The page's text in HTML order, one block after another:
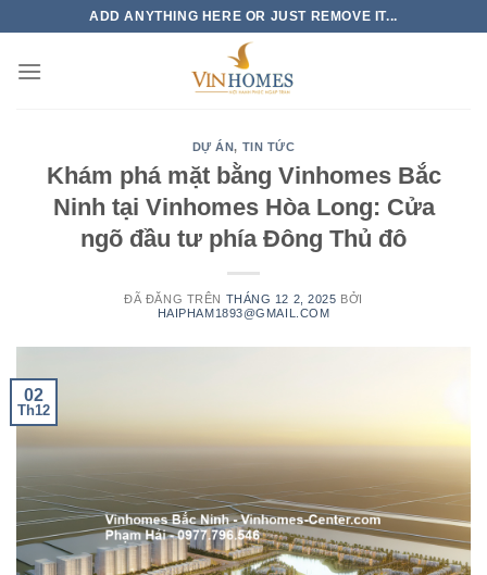
nội
ADD ANYTHING HERE OR JUST REMOVE IT...
DỰ ÁN, TIN TỨC
Khám phá mặt bằng Vinhomes Bắc
Ninh tại Vinhomes Hòa Long: Cửa
ngõ đầu tư phía Đông Thủ đô
ĐÃ ĐĂNG TRÊN THÁNG 12 2, 2025 BỞI
HAIPHAM1893@GMAIL.COM
02
Th12